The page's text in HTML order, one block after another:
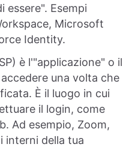
essere". Esempi
Microsoft
Identity.
è l'"applicazione" o il
una volta che
È il luogo in cui
il login, come
Ad esempio, Zoom,
interni della tua